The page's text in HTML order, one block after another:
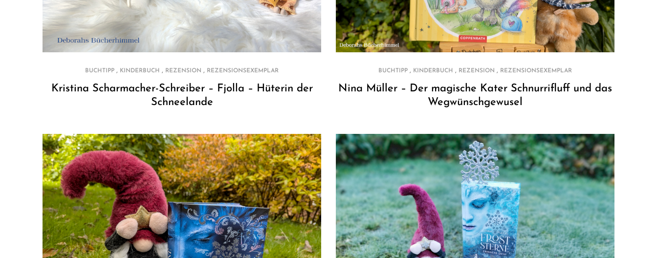
BUCHTIPP , KINDERBUCH , REZENSION , REZENSIONSEXEMPLAR
Kristina Scharmacher-Schreiber – Fjolla – Hüterin der
Schneelande
BUCHTIPP , KINDERBUCH , REZENSION , REZENSIONSEXEMPLAR
Nina Müller – Der magische Kater Schnurrifluff und das
Wegwünschgewusel